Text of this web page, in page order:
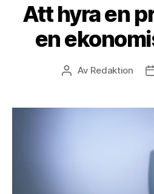
Att hyra en
en
Inläggsförfattare
Av Redaktion